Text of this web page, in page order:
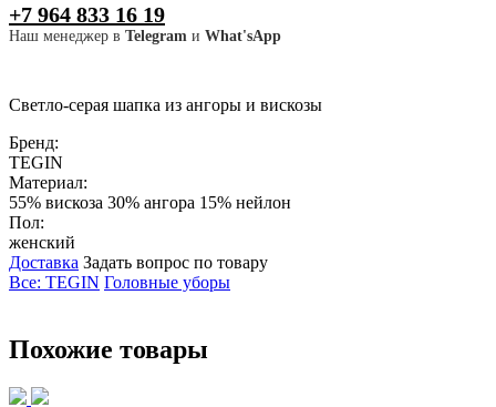
+7 964 833 16 19
Наш менеджер в Telegram и What'sApp
Светло-серая шапка из ангоры и вискозы
Бренд:
TEGIN
Материал:
55% вискоза 30% ангора 15% нейлон
Пол:
женский
Доставка Задать вопрос по товару
Все: TEGIN Головные уборы
Похожие товары